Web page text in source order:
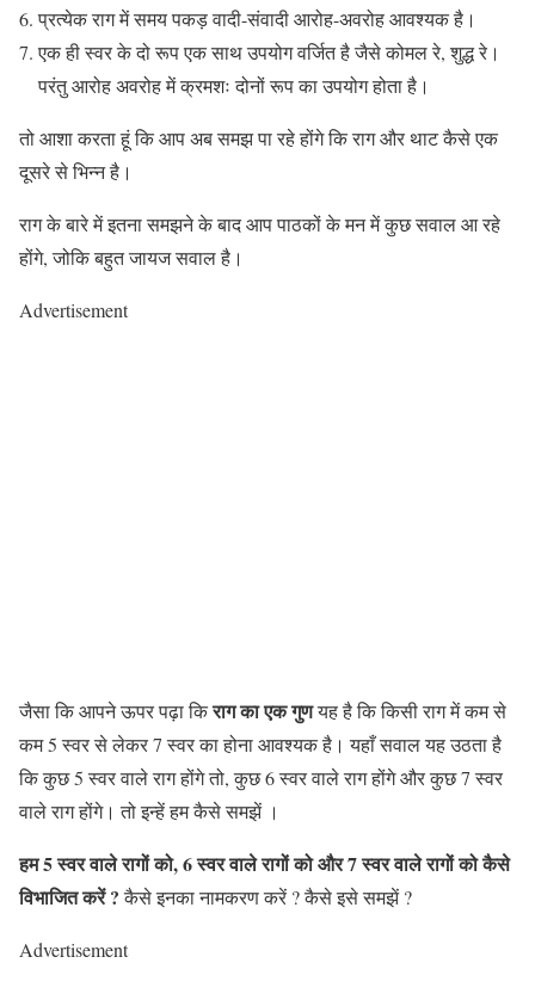
प्रत्येक राग में समय पकड़ वादी-संवादी आरोह-अवरोह आवश्यक है।
एक ही स्वर के दो रूप एक साथ उपयोग वर्जित है जैसे कोमल रे, शुद्ध रे।
परंतु आरोह अवरोह में क्रमशः दोनों रूप का उपयोग होता है।
तो आशा करता हूं कि आप अब समझ पा रहे होंगे कि राग और थाट कैसे एक
दूसरे से भिन्न है।
राग के बारे में इतना समझने के बाद आप पाठकों के मन में कुछ सवाल आ रहे
होंगे, जोकि बहुत जायज सवाल है।
Advertisement
जैसा कि आपने ऊपर पढ़ा किराग का एक गुणयह है कि किसी राग में कम से
कम 5 स्वर से लेकर 7 स्वर का होना आवश्यक है। यहाँ सवाल यह उठता है
कि कुछ5 स्वर वाले राग होंगे तो, कुछ 6 स्वर वाले राग होंगे और कुछ 7 स्वर
वाले रागहोंगे। तो इन्हें हम कैसे समझें ।
हम 5 स्वर वाले रागों को, 6 स्वर वाले रागों को और 7 स्वर वाले रागों को कैसे
विभाजित करें ?कैसे इनका नामकरण करें ? कैसे इसे समझें ?
Advertisement